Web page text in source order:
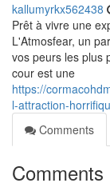
kallumyrkx562438
Prêt à vivre une
L'Atmosfear, un
vos peurs les plus
cour est une
https://
l-attraction-
Comments
Comments